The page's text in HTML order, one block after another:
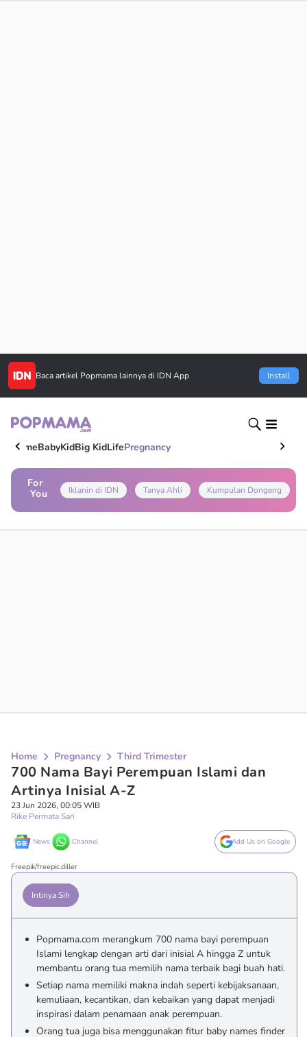
Baca artikel Popmama lainnya di IDN App Install
HomeBabyKidBig KidLifePregnancy
For
You
Iklanin di IDN Tanya Ahli Kumpulan Dongeng
Home Pregnancy Third Trimester
700 Nama Bayi Perempuan Islami dan
Artinya Inisial A-Z
23 Jun 2026, 00:05 WIB
Rike Permata Sari
News Channel Add Us on Google
Freepik/freepic.diller
Intinya Sih
Popmama.com merangkum 700 nama bayi perempuan
Islami lengkap dengan arti dari inisial A hingga Z untuk
membantu orang tua memilih nama terbaik bagi buah hati.
Setiap nama memiliki makna indah seperti kebijaksanaan,
kemuliaan, kecantikan, dan kebaikan yang dapat menjadi
inspirasi dalam penamaan anak perempuan.
Orang tua juga bisa menggunakan fitur baby names finder